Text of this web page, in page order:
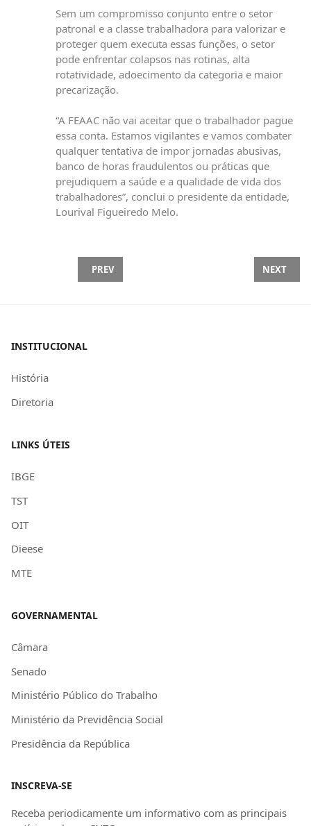
Sem um compromisso conjunto entre o setor
patronal e a classe trabalhadora para valorizar e
proteger quem executa essas funções, o setor
pode enfrentar colapsos nas rotinas, alta
rotatividade, adoecimento da categoria e maior
precarização.
“A FEAAC não vai aceitar que o trabalhador pague
essa conta. Estamos vigilantes e vamos combater
qualquer tentativa de impor jornadas abusivas,
banco de horas fraudulentos ou práticas que
prejudiquem a saúde e a qualidade de vida dos
trabalhadores”, conclui o presidente da entidade,
Lourival Figueiredo Melo.
PREVIOUS ARTICLE: FEDERAÇÃO ALERTA: O
PREV NEXT
NEXT
INSTITUCIONAL
História
Diretoria
LINKS ÚTEIS
IBGE
TST
OIT
Dieese
MTE
GOVERNAMENTAL
Câmara
Senado
Ministério Público do Trabalho
Ministério da Previdência Social
Presidência da República
INSCREVA-SE
Receba periodicamente um informativo com as principais